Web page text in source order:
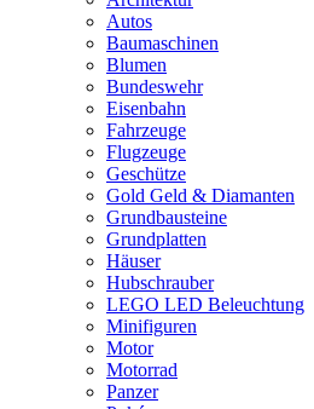
Autos
Baumaschinen
Blumen
Bundeswehr
Eisenbahn
Fahrzeuge
Flugzeuge
Geschütze
Gold Geld & Diamanten
Grundbausteine
Grundplatten
Häuser
Hubschrauber
LEGO LED Beleuchtung
Minifiguren
Motor
Motorrad
Panzer